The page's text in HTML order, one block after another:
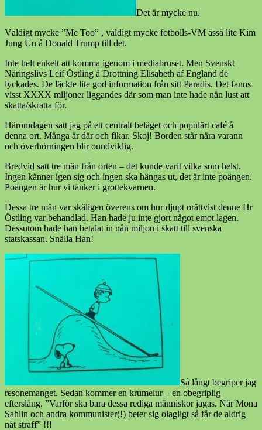
Det är mycke nu.
Väldigt mycke ”Me Too” , väldigt mycke fotbolls-VM åsså lite Kim
Jung Un å Donald Trump till det.
Inte helt enkelt att komma igenom i mediabruset. Men Svenskt
Näringslivs Leif Östling å Drottning Elisabeth af England de
lyckades. De läckte lite god information från sitt Paradis. Det fanns
visst XXXX miljoner liggandes där som man inte hade nån lust att
skatta/skratta för.
Häromdagen satt jag på ett centralt beläget och populärt café å
denna ort. Många är där och fikar. Skoj! Borden står nära varann
och överhörningen blir oundviklig.
Bredvid satt tre män från orten – det kunde varit vilka som helst.
Ingen känner igen sig och ingen ska hängas ut, det är inte poängen.
Poängen är hur vi tänker i grottekvarnen.
Dessa tre män var skäligen överens om hur djupt orättvist denne Hr
Östling var behandlad. Han hade ju inte gjort något emot lagen.
Dessutom hade han betalat in nån miljon i skatt till svenska
statskassan. Snälla Han!
Så långt begriper jag
resonemanget. Sedan kommer en krumelur – en obegriplig
eftersläng. ”Varför ska bara dessa rediga människor jagas. När Mona
Sahlin och andra kommunister(!) beter sig olagligt så får de aldrig
nåt straff” !!!